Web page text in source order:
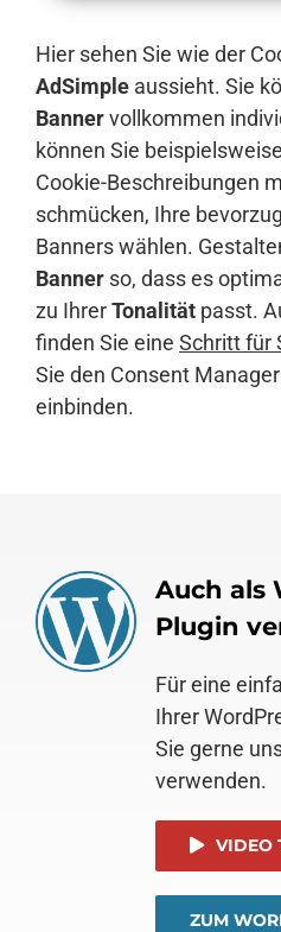
Hier sehen Sie wie der
AdSimple aussieht. Sie
Bannervollkommen
können Sie
Cookie-Beschreibungen
schmücken, Ihre
Banners wählen.
Banner so, dass es
zu IhrerTonalität passt.
finden Sie eine Schritt für
Sie den Consent
einbinden.
Auch als
Plugin
Für eine
Ihrer
Sie gerne
verwenden.
VIDEO
ZUM